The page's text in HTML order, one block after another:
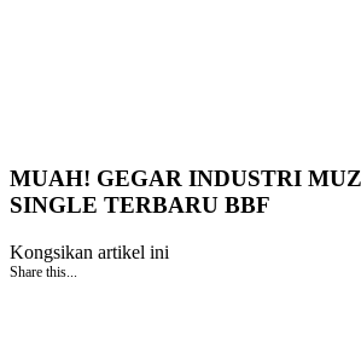
MUAH! GEGAR INDUSTRI
SINGLE TERBARU BBF
Kongsikan artikel ini
Share this...